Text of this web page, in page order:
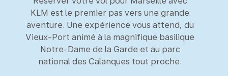
KLM est le premier pas vers une grande
aventure. Une expérience vous attend, du
Vieux-Port animé à la magnifique basilique
Notre-Dame de la Garde et au parc
national des Calanques tout proche.